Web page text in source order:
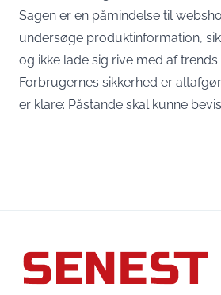
Sagen er en påmindelse til
undersøge produktinformation,
og ikke lade sig rive med af trends
Forbrugernes sikkerhed er
er klare: Påstande skal kunne